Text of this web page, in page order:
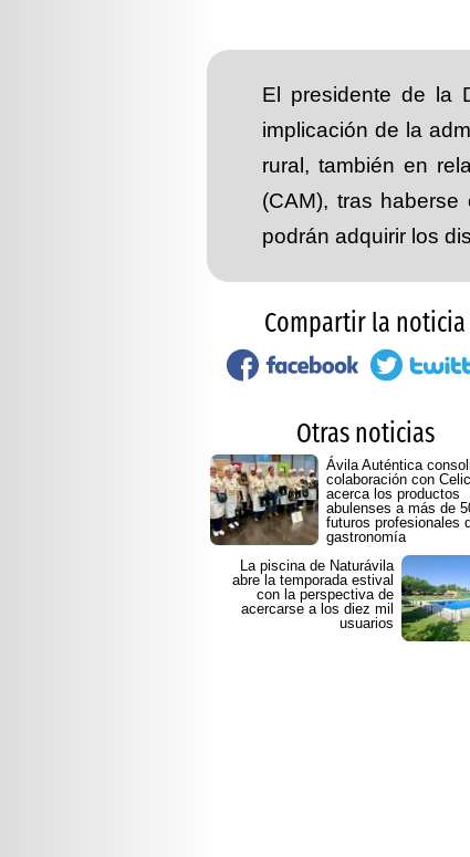
El presidente de la
implicación de la
rural, también en
(CAM), tras
podrán adquirir los
Compartir la noticia
Otras noticias
Ávila Auténtica
colaboración con
acerca los productos
abulenses a más de
futuros profesionales
gastronomía
La piscina de Naturávila
abre la temporada estival
con la perspectiva de
acercarse a los diez mil
usuarios